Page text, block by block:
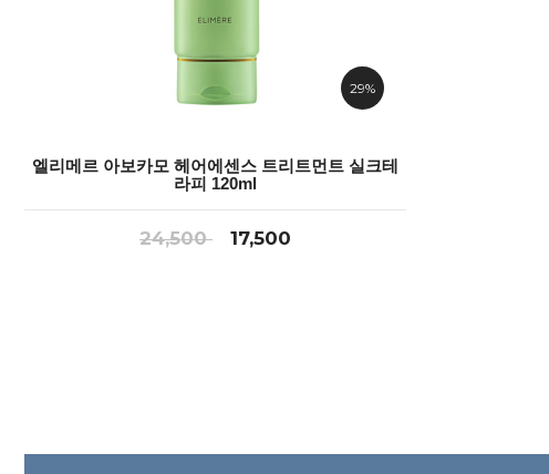
29%
엘리메르 아보카모 헤어에센스 트리트먼트 실크테
라피 120ml
24,500 17,500